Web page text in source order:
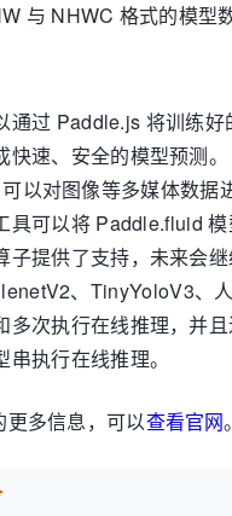
与 NHWC 格式的模型
通过 Paddle.js 将训练
快速、安全的模型预测。
以对图像等多媒体数据
具可以将 Paddle.fluid
子提供了支持，未来会继
、TinyYoloV3、
多次执行在线推理，并
串执行在线推理。
多信息，可以查看官网。